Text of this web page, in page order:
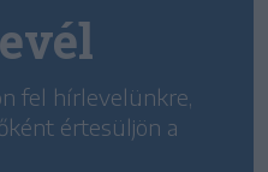
fel hírlevelünkre,
értesüljön a